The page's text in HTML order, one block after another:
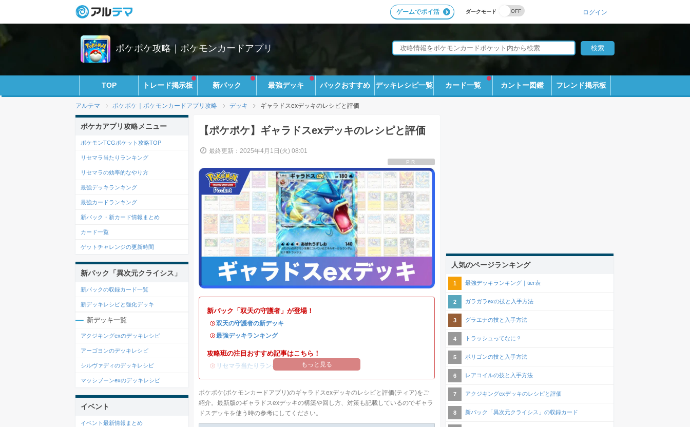
ダークモード
ゲームでポイ活 ログイン
ポケポケ攻略｜ポケモンカードアプリ
TOP トレード掲示板 新パック 最強デッキ パックおすすめ デッキレシピ一覧 カード一覧 カントー図鑑 フレンド掲示板
アルテマ ポケポケ｜ポケモンカードアプリ攻略 デッキ ギャラドスexデッキのレシピと評価
【ポケポケ】ギャラドスexデッキのレシピと評価
最終更新：2025年4月1日(火) 08:01
PR
新パック「双天の守護者」が登場！
・双天の守護者の新デッキ
・最強デッキランキング
攻略班の注目おすすめ記事はこちら！
・ リセマラ当たりランキング リセマラのやり方
もっと見る
ポケポケ(ポケモンカードアプリ)のギャラドスexデッキのレシピと評価(ティア)をご
紹介。最新版のギャラドスexデッキの構築や回し方、対策も記載しているのでギャラ
ドスデッキを使う時の参考にしてください。
ポケカアプリ攻略メニュー
ポケモンTCGポケット攻略TOP
リセマラ当たりランキング
リセマラの効率的なやり方
最強デッキランキング
最強カードランキング
新パック・新カード情報まとめ
カード一覧
ゲットチャレンジの更新時間
新パック「異次元クライシス」
新パックの収録カード一覧
新デッキレシピと強化デッキ
新デッキ一覧
アクジキングexのデッキレシピ
アーゴヨンのデッキレシピ
シルヴァディのデッキレシピ
マッシブーンexのデッキレシピ
イベント
イベント最新情報まとめ
人気のページランキング
最強デッキランキング｜tier表
ガラガラexの技と入手方法
グラエナの技と入手方法
トラッシュってなに？
ポリゴンの技と入手方法
レアコイルの技と入手方法
アクジキングexデッキのレシピと評価
新パック「異次元クライシス」の収録カード